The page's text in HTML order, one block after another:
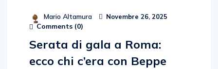
Mario Altamura Novembre 26, 2025
Comments (0)
Serata di gala a Roma:
ecco chi c’era con Beppe